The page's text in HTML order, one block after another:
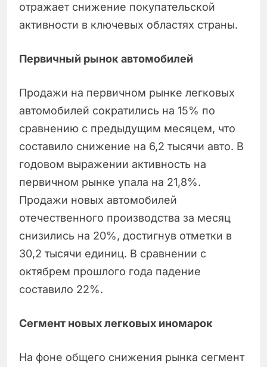
отражает снижение покупательской
активности в ключевых областях страны.
Первичный рынок автомобилей
Продажи на первичном рынке легковых
автомобилей сократились на 15% по
сравнению с предыдущим месяцем, что
составило снижение на 6,2 тысячи авто. В
годовом выражении активность на
первичном рынке упала на 21,8%.
Продажи новых автомобилей
отечественного производства за месяц
снизились на 20%, достигнув отметки в
30,2 тысячи единиц. В сравнении с
октябрем прошлого года падение
составило 22%.
Сегмент новых легковых иномарок
На фоне общего снижения рынка сегмент